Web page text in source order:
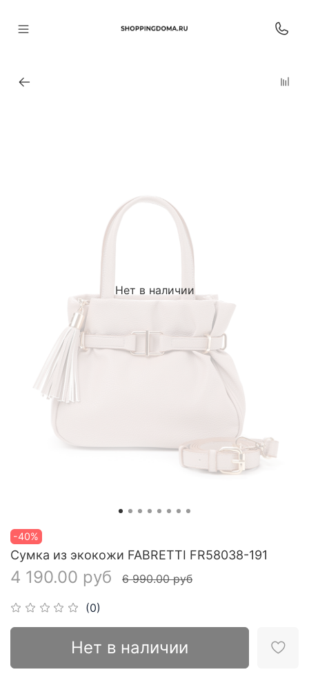
Нет в наличии
-40%
(0)
Сумка из экокожи FABRETTI FR58038-191
4 190.00 руб 6 990.00 руб
Нет в наличии